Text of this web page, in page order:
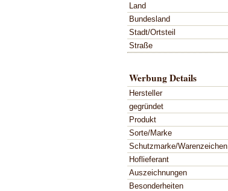
Land
Bundesland
Stadt/Ortsteil
Straße
Werbung Details
Hersteller
gegründet
Produkt
Sorte/Marke
Schutzmarke/Warenzeichen
Hoflieferant
Auszeichnungen
Besonderheiten